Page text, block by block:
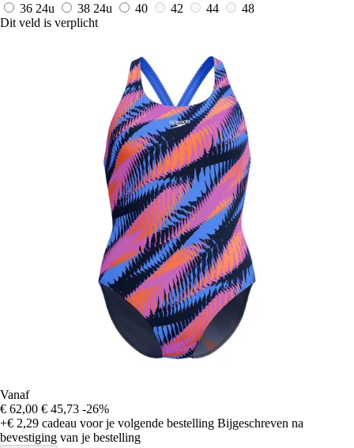
36 24u 38 24u 40 42 44
48
Dit veld is verplicht
Vanaf
€ 62,00 € 45,73 -26%
+€ 2,29 cadeau voor je volgende bestelling Bijgeschreven na
bevestiging van je bestelling